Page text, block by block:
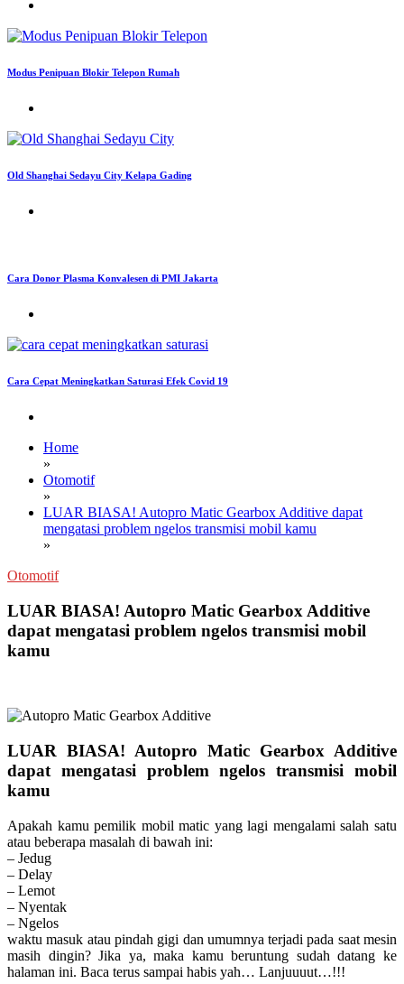
Modus Penipuan Blokir Telepon Rumah
Old Shanghai Sedayu City Kelapa Gading
Cara Donor Plasma Konvalesen di PMI Jakarta
Cara Cepat Meningkatkan Saturasi Efek Covid 19
Home
»
Otomotif
»
LUAR BIASA! Autopro Matic Gearbox Additive dapat
mengatasi problem ngelos transmisi mobil kamu
»
Otomotif
LUAR BIASA! Autopro Matic Gearbox Additive
dapat mengatasi problem ngelos transmisi mobil
kamu
LUAR BIASA! Autopro Matic Gearbox Additive
dapat mengatasi problem ngelos transmisi mobil
kamu
Apakah kamu pemilik mobil matic yang lagi mengalami salah satu
atau beberapa masalah di bawah ini:
– Jedug
– Delay
– Lemot
– Nyentak
– Ngelos
waktu masuk atau pindah gigi dan umumnya terjadi pada saat mesin
masih dingin? Jika ya, maka kamu beruntung sudah datang ke
halaman ini. Baca terus sampai habis yah… Lanjuuuut…!!!